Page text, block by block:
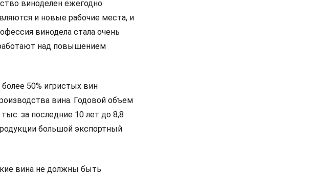
виноделен ежегодно
и новые рабочие места, и
винодела стала очень
над повышением
50% игристых вин
вина. Годовой объем
за последние 10 лет до 8,8
большой экспортный
вина не должны быть